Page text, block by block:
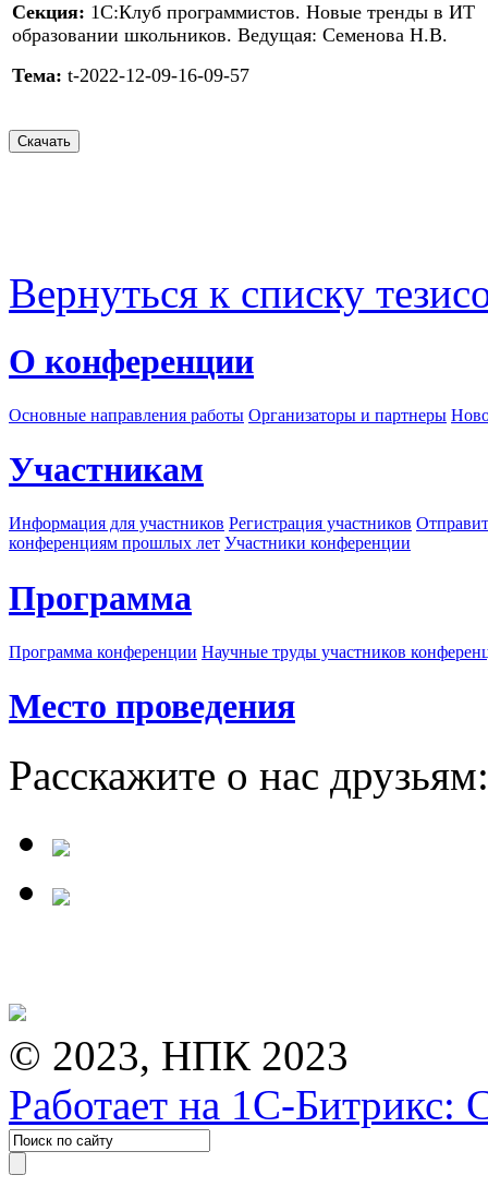
Секция: 1С:Клуб программистов. Новые тренды в ИТ
образовании школьников. Ведущая: Семенова Н.В.
Тема: t-2022-12-09-16-09-57
Вернуться к списку
О конференции
Основные направления работы Организаторы и партнеры
Участникам
Информация для участников Регистрация участников
конференциям прошлых лет Участники конференции
Программа
Программа конференции Научные труды участников
Место проведения
Расскажите о нас друзьям:
© 2023, НПК 2023
Работает на 1С-Битрикс: